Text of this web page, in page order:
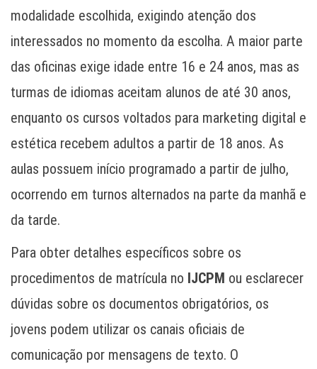
modalidade escolhida, exigindo atenção dos
interessados no momento da escolha. A maior parte
das oficinas exige idade entre 16 e 24 anos, mas as
turmas de idiomas aceitam alunos de até 30 anos,
enquanto os cursos voltados para marketing digital e
estética recebem adultos a partir de 18 anos. As
aulas possuem início programado a partir de julho,
ocorrendo em turnos alternados na parte da manhã e
da tarde.
Para obter detalhes específicos sobre os
procedimentos de matrícula no IJCPM ou esclarecer
dúvidas sobre os documentos obrigatórios, os
jovens podem utilizar os canais oficiais de
comunicação por mensagens de texto. O